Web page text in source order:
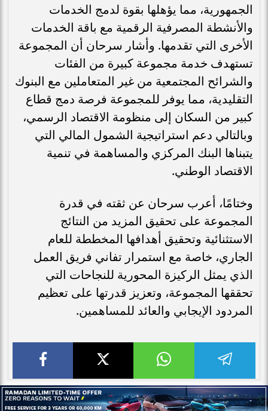
الجمهورية، مما يؤهلها بقوة لدمج الخدمات
والأنشطة المصرفية الرقمية مع باقة الخدمات
الأخرى التي تقدمها. وأشار سرحان أن المجموعة
تستهدف خدمة مجموعة كبيرة من الفئات
والشرائح المجتمعية من غير المتعاملين مع البنوك
التقليدية، مما يوفر للمجموعة فرصة دمج قطاع
كبير من السكان إلى منظومة الاقتصاد الرسمي،
وبالتالي دعم استراتيجية الشمول المالي التي
يتبناها البنك المركزي والمساهمة في تنمية
الاقتصاد الوطني.
وختامًا، أعرب سرحان عن ثقته في قدرة
المجموعة على تحقيق المزيد من النتائج
الاستثنائية وتحقيق أهدافها المخططة للعام
الجاري، خاصة مع استمرار تفاني فريق العمل
الذي يمثل الركيزة المحورية للنجاحات التي
تحققها المجموعة، وتعزيز قدرتها على تعظيم
المردود الإيجابي والعائد للمساهمين.